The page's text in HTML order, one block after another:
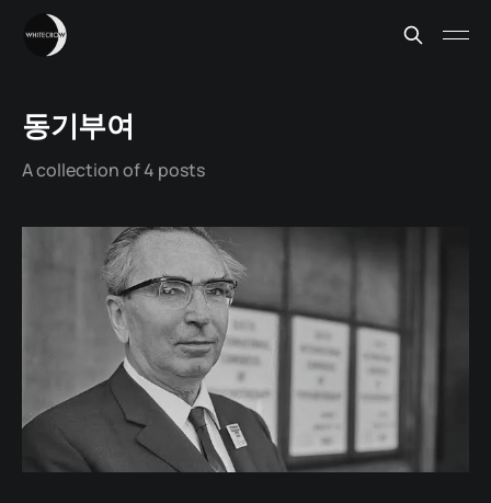
동기부여
A collection of 4 posts